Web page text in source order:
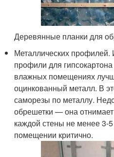
Деревянные планки для
Металлических профилей.
профили для
влажных помещениях
оцинкованный металл. В
саморезы по металлу.
обрешетки — она
каждой стены не менее 3-
помещении критично.